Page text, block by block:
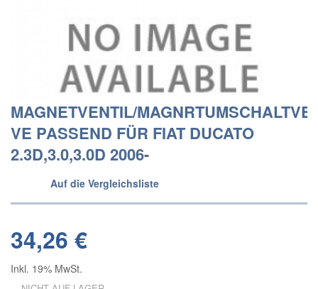
MAGNETVENTIL/
VE PASSEND FÜR FIAT DUCATO
2.3D,3.0,3.0D 2006-
Auf die Vergleichsliste
34,26 €
Inkl. 19% MwSt.